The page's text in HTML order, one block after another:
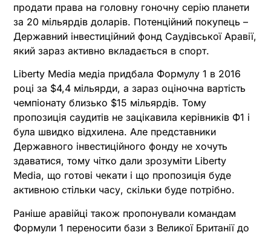
продати права на головну гоночну серію планети
за 20 мільярдів доларів. Потенційний покупець –
Державний інвестиційний фонд Саудівської Аравії,
який зараз активно вкладається в спорт.
Liberty Media медіа придбала Формулу 1 в 2016
році за $4,4 мільярди, а зараз оціночна вартість
чемпіонату близько $15 мільярдів. Тому
пропозиція саудитів не зацікавила керівників Ф1 і
була швидко відхилена. Але представники
Державного інвестиційного фонду не хочуть
здаватися, тому чітко дали зрозуміти Liberty
Media, що готові чекати і що пропозиція буде
активною стільки часу, скільки буде потрібно.
Раніше аравійці також пропонували командам
Формули 1 переносити бази з Великої Британії до